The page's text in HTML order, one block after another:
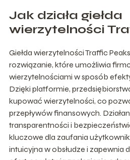
Jak działa giełda
wierzytelności
Giełda wierzytelności Traffic
rozwiązanie, które umożliwia
wierzytelnościami w sposób
Dzięki platformie,
kupować wierzytelności, co
przepływów finansowych.
transparentności i
kluczowe dla zaufania
intuicyjna w obsłudze i zapewnia